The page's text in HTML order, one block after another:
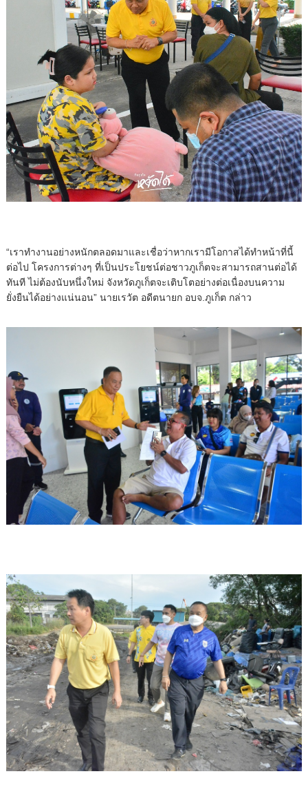
“เราทำงานอย่างหนักตลอดมาและเชื่อว่าหากเรามีโอกาสได้ทำหน้าที่นี้
ต่อไป โครงการต่างๆ ที่เป็นประโยชน์ต่อชาวภูเก็ตจะสามารถสานต่อได้
ทันที ไม่ต้องนับหนึ่งใหม่ จังหวัดภูเก็ตจะเติบโตอย่างต่อเนื่องบนความ
ยั่งยืนได้อย่างแน่นอน” นายเรวัต อดีตนายก อบจ.ภูเก็ต กล่าว